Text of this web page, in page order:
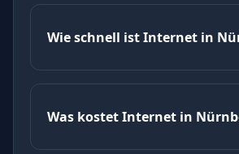
Wie schnell ist Internet in
Was kostet Internet in